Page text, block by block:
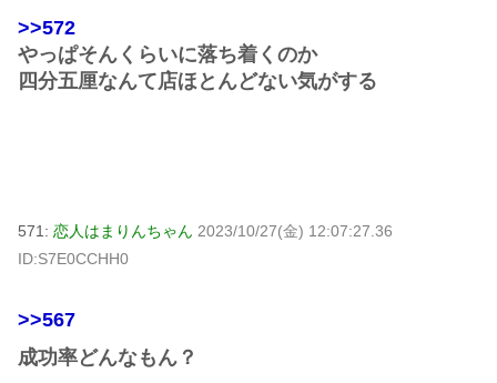
>>572
やっぱそんくらいに落ち着くのか
四分五厘なんて店ほとんどない気がする
571: 恋人はまりんちゃん 2023/10/27(金) 12:07:27.36
ID:S7E0CCHH0
>>567
成功率どんなもん？